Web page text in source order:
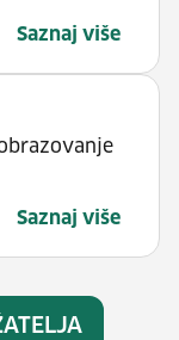
Saznaj više
Saznaj više